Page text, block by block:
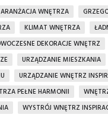
ARANŻACJA WNĘTRZA
KLIMAT WNĘTRZA
DEKORACJE WNĘTRZ
URZĄDZANIE MIESZKANIA
URZĄDZANIE WNĘTRZ
PEŁNE HARMONII
WYSTRÓJ WNĘTRZ